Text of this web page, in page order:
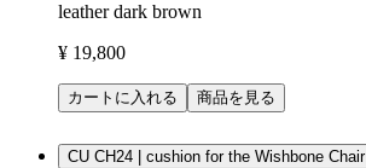
leather dark brown
¥ 19,800
カートに入れる 商品を見る
CU CH24 | cushion for the Wishbone Chair